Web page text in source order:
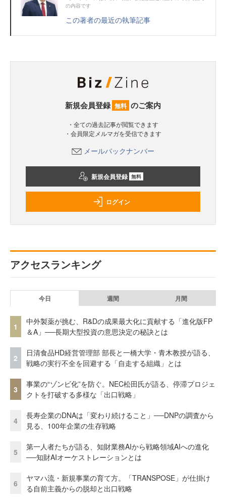
の内容です
この著者の最近の執筆記事
新規会員登録 無料 のご案内
・全ての過去記事が閲覧できます
・会員限定メルマガを受信できます
メールバックナンバー
新規会員登録 無料
ログイン
アクセスランキング
今日 週間 月間
1
中外製薬が挑む、R&Dの成果最大化に貢献する「進化版FP
＆A」──長期大型投資の意思決定の秘訣とは
2
日清食品HD経営管理部 部長と一橋大学・青木教授が語る、
戦略の実行不全を回避する「自走する組織」とは
3
事業の“ゾンビ化”を防ぐ。NEC松田氏が語る、停滞プロジェ
クトを打破する多様な「出口戦略」
4
長寿企業のDNAは「変わり続けること」──DNPの調査から
見る、100年企業の生存戦略
5
第一人者たちが語る、知財業務AIから戦略領域AIへの進化
──知財AIオーケストレーションとは
6
ヤマハ流・新規事業の育て方。「TRANSPOSE」が仕掛け
る自前主義からの脱却と出口戦略